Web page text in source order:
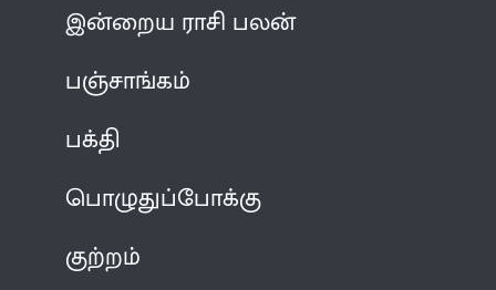
இன்றைய ராசி பலன்
பஞ்சாங்கம்
பக்தி
பொழுதுப்போக்கு
குற்றம்